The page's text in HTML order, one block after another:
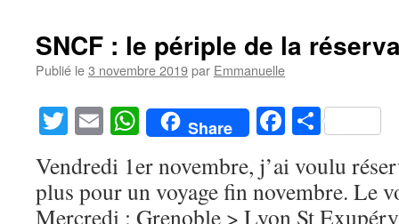
SNCF : le périple de la
Publié le3 novembre 2019par Emmanuelle
Twitter
EmailWhatsApp
Share Facebook
Vendredi 1er novembre, j’ai voulu
plus pour un voyage fin novembre. Le
Mercredi : Grenoble > Lyon St